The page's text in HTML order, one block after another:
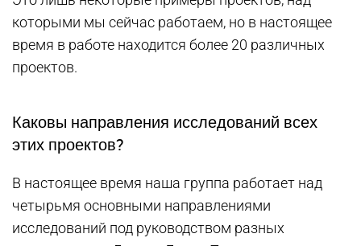
которыми мы сейчас работаем, но в настоящее
время в работе находится более 20 различных
проектов.
Каковы направления исследований всех
этих проектов?
В настоящее время наша группа работает над
четырьмя основными направлениями
исследований под руководством разных